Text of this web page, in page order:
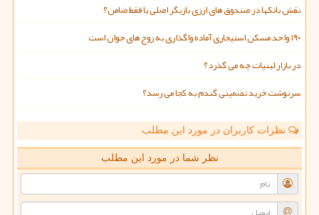
نقش بانکها در صندوق های ارزی بازیگر اصلی یا فقط ضامن؟
۱۹۰ واحد مسکن استیجاری آماده واگذاری به زوج های جوان است
در بازار لبنیات چه می گذرد؟
سرنوشت خرید تضمینی گندم به کجا می رسد؟
نظرات کاربران در مورد این مطلب
نظر شما در مورد این مطلب